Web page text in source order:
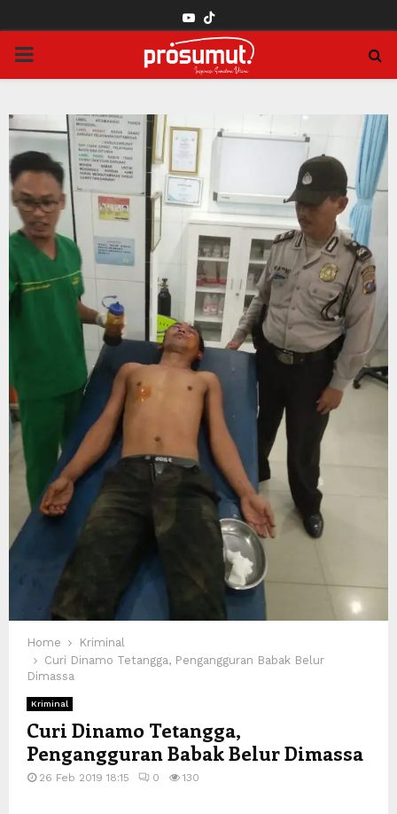
YOUTUBE
PRIMARY
Home
Kriminal
Curi Dinamo Tetangga, Pengangguran Babak Belur
Dimassa
Kriminal
Curi Dinamo Tetangga,
Pengangguran Babak Belur Dimassa
26 Feb 2019 18:15 0 130